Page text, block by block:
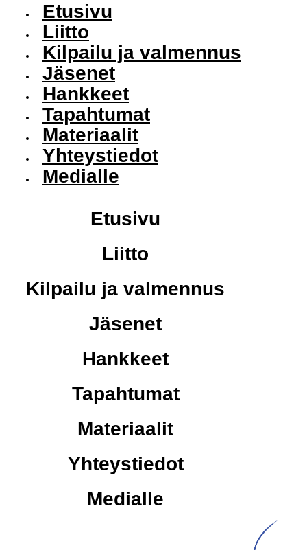
Etusivu
Liitto
Kilpailu ja valmennus
Jäsenet
Hankkeet
Tapahtumat
Materiaalit
Yhteystiedot
Medialle
Etusivu
Liitto
Kilpailu ja valmennus
Jäsenet
Hankkeet
Tapahtumat
Materiaalit
Yhteystiedot
Medialle